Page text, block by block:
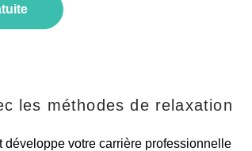
les méthodes de relaxation
votre carrière professionnelle